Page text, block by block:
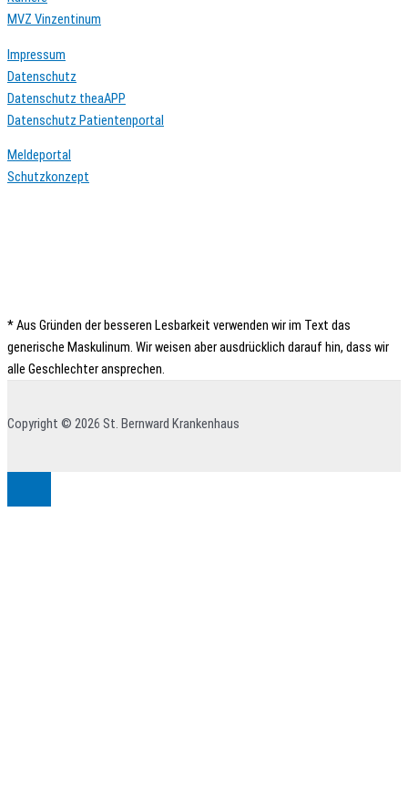
MVZ Vinzentinum
Impressum
Datenschutz
Datenschutz theaAPP
Datenschutz Patientenportal
Meldeportal
Schutzkonzept
* Aus Gründen der besseren Lesbarkeit verwenden wir im Text das
generische Maskulinum. Wir weisen aber ausdrücklich darauf hin, dass wir
alle Geschlechter ansprechen.
Copyright © 2026 St. Bernward Krankenhaus